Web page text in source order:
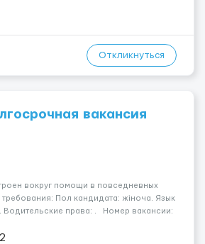
Откликнуться
вакансия
вокруг помощи в повседневных
Пол кандидата: жіноча. Язык
Водительские права: . Номер вакансии: